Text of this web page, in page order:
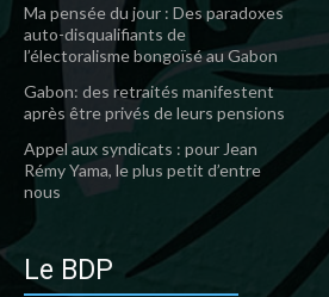
Ma pensée du jour : Des paradoxes
auto-disqualifiants de
l’électoralisme bongoïsé au Gabon
Gabon: des retraités manifestent
après être privés de leurs pensions
Appel aux syndicats : pour Jean
Rémy Yama, le plus petit d’entre
nous
Le BDP